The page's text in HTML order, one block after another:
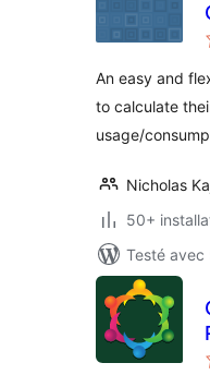
An easy and
to calculate
usage/
Nicholas
50+
Testé avec